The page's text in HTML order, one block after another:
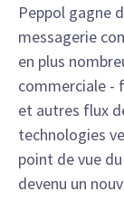
Peppol gagne
messagerie
en plus
commerciale -
et autres flux
technologies
point de vue
devenu un